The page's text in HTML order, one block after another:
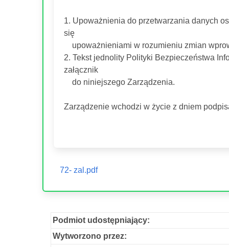
1. Upoważnienia do przetwarzania danych
się
upoważnieniami w rozumieniu zmian
2. Tekst jednolity Polityki Bezpieczeństwa
załącznik
do niniejszego Zarządzenia.
Zarządzenie wchodzi w życie z dniem
72- zal.pdf
Podmiot udostępniający:
Wytworzono przez: